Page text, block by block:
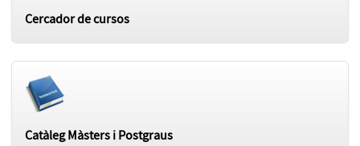
Cercador de cursos
Catàleg Màsters i Postgraus